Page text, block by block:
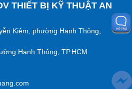
THIẾT BỊ KỸ THUẬT AN
Kiệm, phường Hạnh Thông,
Hạnh Thông, TP.HCM